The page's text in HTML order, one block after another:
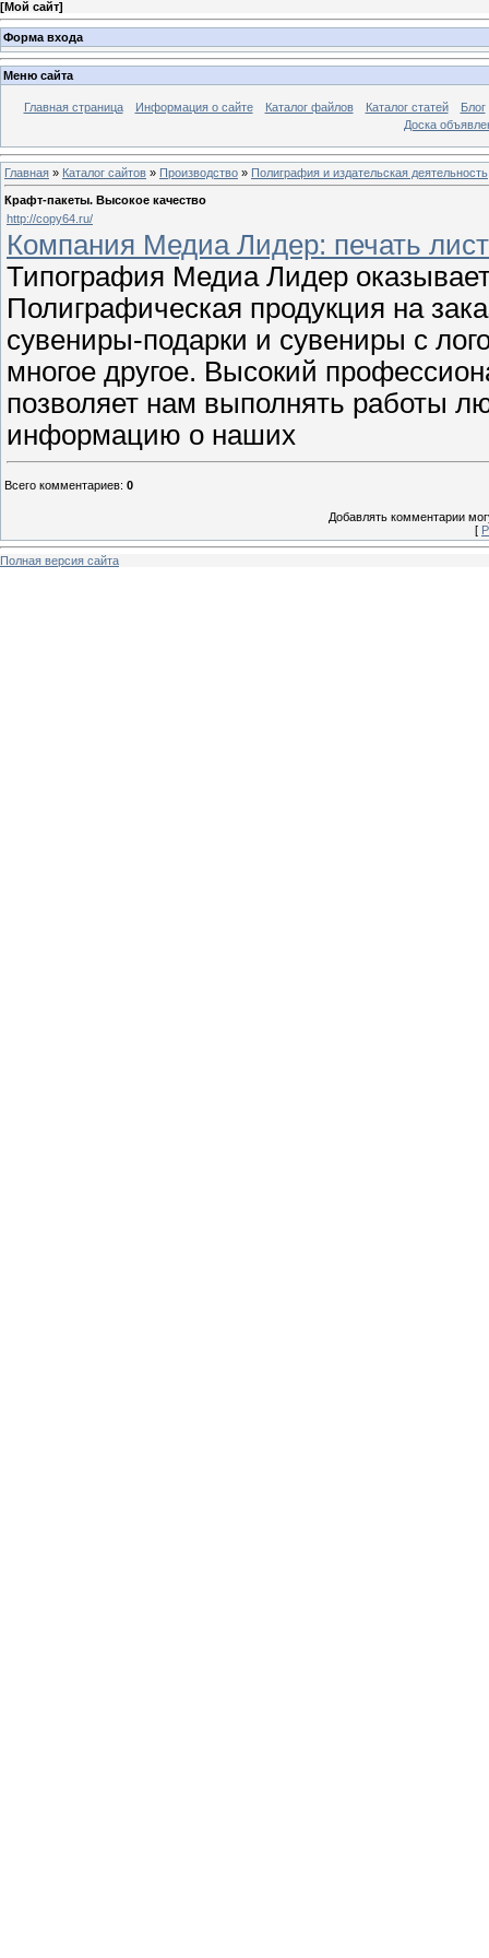
[Мой сайт]
Форма входа
Меню сайта
Главная страница Информация о сайте Каталог файлов Каталог статей
Блог
Доска
Главная » Каталог сайтов » Производство » Полиграфия и издательская деятельность
Крафт-пакеты. Высокое качество
http://copy64.ru/
Компания Медиа Лидер: печать
Типография Медиа Лидер
Полиграфическая продукция на
сувениры-подарки и сувениры с
многое другое. Высокий
позволяет нам выполнять работы
информацию о наших
Всего комментариев: 0
Добавлять комментарии
[
Полная версия сайта